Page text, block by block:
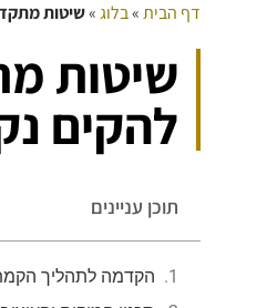
דף הבית»בלוג»שיטות
שיטות
להקים
תוכן עניינים
הקדמה לתהליך